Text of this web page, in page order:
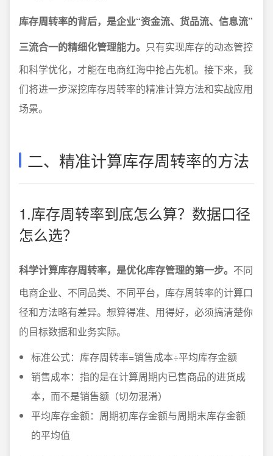
库存周转率的背后，是企业“资金流、货品流、信息流”
三流合一的精细化管理能力。 只有实现库存的动态管控
和科学优化，才能在电商红海中抢占先机。接下来，我
们将进一步深挖库存周转率的精准计算方法和实战应用
场景。
二、精准计算库存周转率的方法
1.库存周转率到底怎么算？数据口径
怎么选？
科学计算库存周转率，是优化库存管理的第一步。 不同
电商企业、不同品类、不同平台，库存周转率的计算口
径和方法略有差异。想算得准、用得好，必须搞清楚你
的目标数据和业务实际。
标准公式：库存周转率=销售成本÷平均库存金额
销售成本：指的是在计算周期内已售商品的进货成
本，而不是销售额（切勿混淆）
平均库存金额：周期初库存金额与周期末库存金额
的平均值